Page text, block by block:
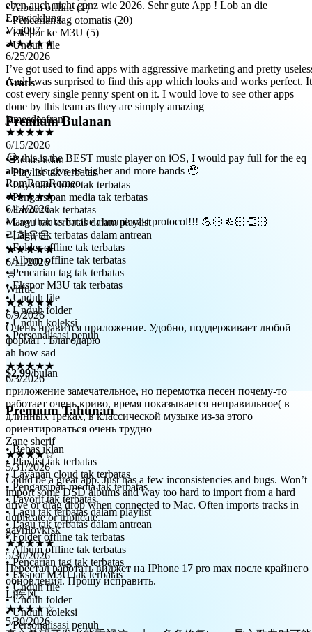
Viaj007
★★★★★
6/25/2026
I’ve got used to find apps with aggressive marketing and pretty
And I was surprised to find this app which looks and works perfect. It
cost every single penny spent on it. I would love to see other apps
done by this team as they are simply amazing
jamesdeefran
★★★★★
6/15/2026
😭 this is the BEST music player on iOS, I would pay full for the eq
alone, pls give us higher and more bands 🥹
RomRomRomeo
★★★★★
6/14/2026
Many thanks for the chrome cast protocol!!! 💪🏻👍🏻👏🏻
리화유온
★★★★★
6/11/2026
ㅎ
Wilfuc
★★★★★
6/9/2026
Очень нравится приложение. Удобно, поддерживает любой
формат . Благодарю
ah how sad
★★★★★
6/3/2026
приложение замечательное, но перемотка песен почему-то
работает очень криво, время показывается неправильное( в
длинных треках, в классической музыке из-за этого
ориентироваться очень трудно
Zane sherif
★★★★☆
5/31/2026
Could be a great app. Just has a few inconsistencies and bugs. Won’t
import some DSD albums and way too hard to import from a hard
drive or drag drop when connected to Mac. Often imports tracks in
duplicate or triplicate.
gavrilovkrsk
★★★★★
5/30/2026
Перестал работать виджет на IPhone 17 pro max после крайнего
обновления. Прошу исправить.
Li疾风
★★★★☆
5/30/2026
真心希望开发者能重视这一点，多多修复bug，导入歌曲时可能
闪退；界面也有bug，尤其是上个版本更新（针对于iOS 26）
• Album offline (1)
• Pencarian tag otomatis (20)
• Ekspor ke M3U (5)
• Unduh file
Gratis
Premium Bulanan
• Bebas iklan
• Playlist tak terbatas
• Layanan cloud tak terbatas
• Pengarsipan media tak terbatas
• Favorit tak terbatas
• Lagu tak terbatas dalam playlist
• Lagu tak terbatas dalam antrean
• Folder offline tak terbatas
• Album offline tak terbatas
• Pencarian tag tak terbatas
• Ekspor M3U tak terbatas
• Unduh file
• Unduh folder
• Unduh koleksi
• Personalisasi penuh
$2.99/bulan
Premium Tahunan
• Bebas iklan
• Playlist tak terbatas
• Layanan cloud tak terbatas
• Pengarsipan media tak terbatas
• Favorit tak terbatas
• Lagu tak terbatas dalam playlist
• Lagu tak terbatas dalam antrean
• Folder offline tak terbatas
• Album offline tak terbatas
• Pencarian tag tak terbatas
• Ekspor M3U tak terbatas
• Unduh file
• Unduh folder
• Unduh koleksi
• Personalisasi penuh